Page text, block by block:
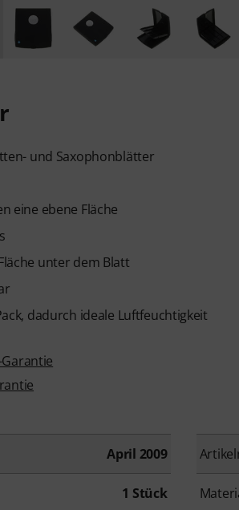
und Saxophonblätter
eine ebene Fläche
unter dem Blatt
dadurch ideale Luftfeuchtigkeit
Garantie
April 2009
1 Stück